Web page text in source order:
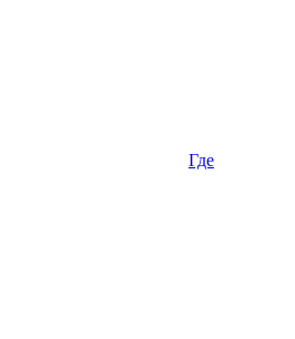
Где